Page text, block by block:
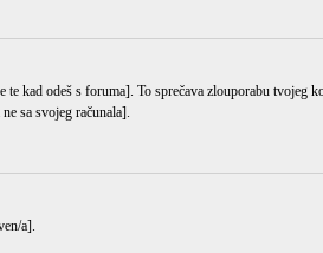
kad odeš s foruma]. To sprečava zlouporabu tvojeg
sa svojeg računala].
a].